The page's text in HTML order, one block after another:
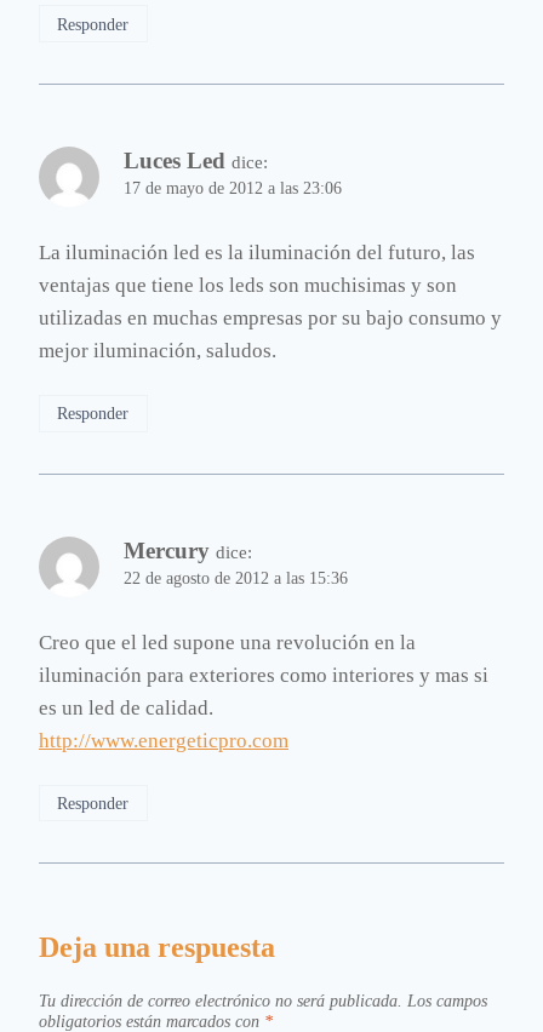
Responder
Luces Led dice:
17 de mayo de 2012 a las 23:06
La iluminación led es la iluminación del futuro, las
ventajas que tiene los leds son muchisimas y son
utilizadas en muchas empresas por su bajo consumo y
mejor iluminación, saludos.
Responder
Mercury dice:
22 de agosto de 2012 a las 15:36
Creo que el led supone una revolución en la
iluminación para exteriores como interiores y mas si
es un led de calidad.
http://www.energeticpro.com
Responder
Deja una respuesta
Tu dirección de correo electrónico no será publicada. Los campos
obligatorios están marcados con *